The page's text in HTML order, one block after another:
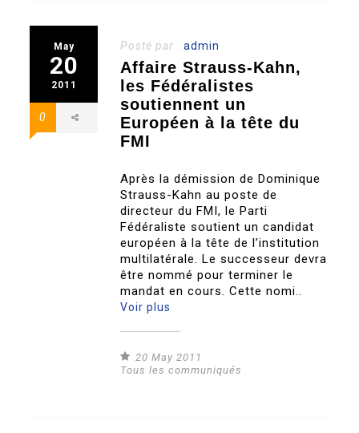
May
20
2011
0
Posté par :admin
Affaire Strauss-Kahn,
les Fédéralistes
soutiennent un
Européen à la tête du
FMI
Après la démission de Dominique
Strauss-Kahn au poste de
directeur du FMI, le Parti
Fédéraliste soutient un candidat
européen à la tête de l’institution
multilatérale. Le successeur devra
être nommé pour terminer le
mandat en cours. Cette nomi..
Voir plus
20 May 2011
Tous les communiqués